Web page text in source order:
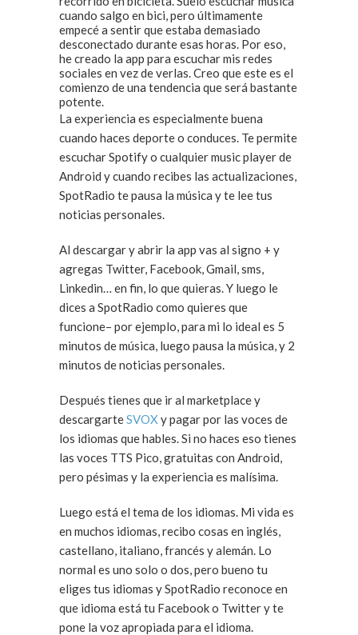
cuando salgo en bici, pero últimamente
empecé a sentir que estaba demasiado
desconectado durante esas horas. Por eso,
he creado la app para escuchar mis redes
sociales en vez de verlas. Creo que este es el
comienzo de una tendencia que será bastante
potente.
La experiencia es especialmente buena
cuando haces deporte o conduces. Te permite
escuchar Spotify o cualquier music player de
Android y cuando recibes las actualizaciones,
SpotRadio te pausa la música y te lee tus
noticias personales.
Al descargar y abrir la app vas al signo + y
agregas Twitter, Facebook, Gmail, sms,
Linkedin… en fin, lo que quieras. Y luego le
dices a SpotRadio como quieres que
funcione– por ejemplo, para mi lo ideal es 5
minutos de música, luego pausa la música, y 2
minutos de noticias personales.
Después tienes que ir al marketplace y
descargarteSVOX y pagar por las voces de
los idiomas que hables. Si no haces eso tienes
las voces TTS Pico, gratuitas con Android,
pero pésimas y la experiencia es malísima.
Luego está el tema de los idiomas. Mi vida es
en muchos idiomas, recibo cosas en inglés,
castellano, italiano, francés y alemán. Lo
normal es uno solo o dos, pero bueno tu
eliges tus idiomas y SpotRadio reconoce en
que idioma está tu Facebook o Twitter y te
pone la voz apropiada para el idioma.